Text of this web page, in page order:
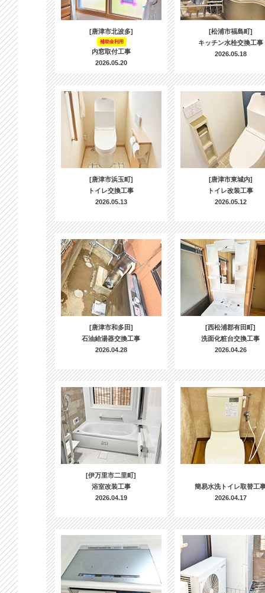
[唐津市北波多]
補助金利用
内窓取付工事
2026.05.20
[松浦市福島町]
キッチン水栓交換工事
2026.05.18
[唐津市浜玉町]
トイレ交換工事
2026.05.13
[唐津市東城内]
トイレ改装工事
2026.05.12
[唐津市和多田]
石油給湯器交換工事
2026.04.28
[西松浦郡有田町]
洗面化粧台交換工事
2026.04.26
[伊万里市二里町]
浴室改装工事
2026.04.19
簡易水洗トイレ取替工
2026.04.17